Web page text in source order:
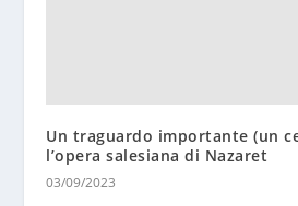
Un traguardo importante (un
l’opera salesiana di Nazaret
03/09/2023